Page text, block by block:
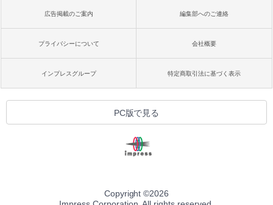
広告掲載のご案内 編集部へのご連絡
プライバシーについて 会社概要
インプレスグループ 特定商取引法に基づく表示
PC版で見る
Copyright ©2026